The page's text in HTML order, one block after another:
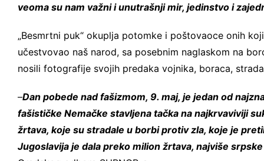
veoma su nam važni i unutrašnji mir, jedinstvo i
„Besmrtni puk“ okuplja potomke i poštovaoce onih
učestvovao naš narod, sa posebnim naglaskom na
nosili fotografije svojih predaka vojnika, boraca,
–Dan pobede nad fašizmom, 9. maj, je jedan od
fašističke Nemačke stavljena tačka na najkrvaviviji
žrtava, koje su stradale u borbi protiv zla, koje je
Jugoslavija je dala preko milion žrtava, najviše